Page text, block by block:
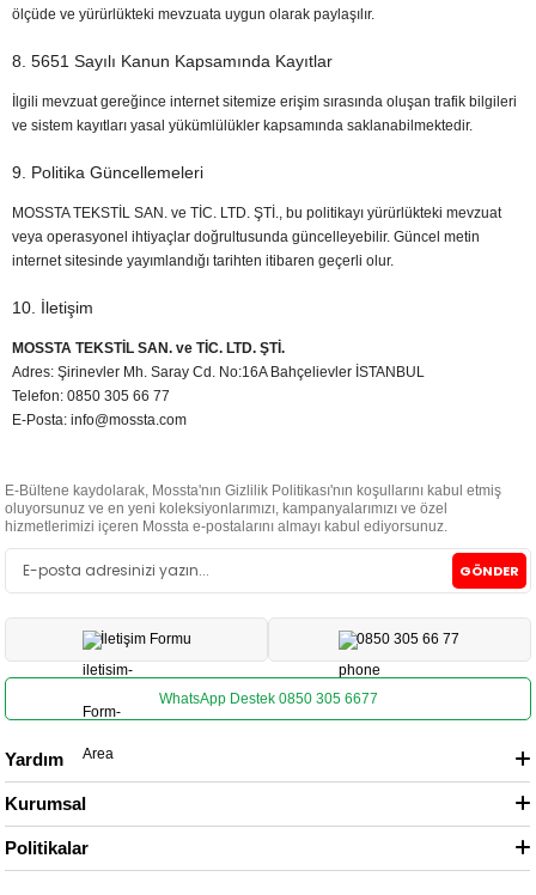
ölçüde ve yürürlükteki mevzuata uygun olarak paylaşılır.
8. 5651 Sayılı Kanun Kapsamında Kayıtlar
İlgili mevzuat gereğince internet sitemize erişim sırasında oluşan trafik bilgileri
ve sistem kayıtları yasal yükümlülükler kapsamında saklanabilmektedir.
9. Politika Güncellemeleri
MOSSTA TEKSTİL SAN. ve TİC. LTD. ŞTİ., bu politikayı yürürlükteki mevzuat
veya operasyonel ihtiyaçlar doğrultusunda güncelleyebilir. Güncel metin
internet sitesinde yayımlandığı tarihten itibaren geçerli olur.
10. İletişim
MOSSTA TEKSTİL SAN. ve TİC. LTD. ŞTİ.
Adres: Şirinevler Mh. Saray Cd. No:16A Bahçelievler İSTANBUL
Telefon: 0850 305 66 77
E‑Posta: info@mossta.com
E-Bültene kaydolarak, Mossta'nın Gizlilik Politikası'nın koşullarını kabul etmiş
oluyorsunuz ve en yeni koleksiyonlarımızı, kampanyalarımızı ve özel
hizmetlerimizi içeren Mossta e-postalarını almayı kabul ediyorsunuz.
GÖNDER
İletişim Formu 0850 305 66 77
WhatsApp Destek 0850 305 6677
Yardım
Kurumsal
Politikalar